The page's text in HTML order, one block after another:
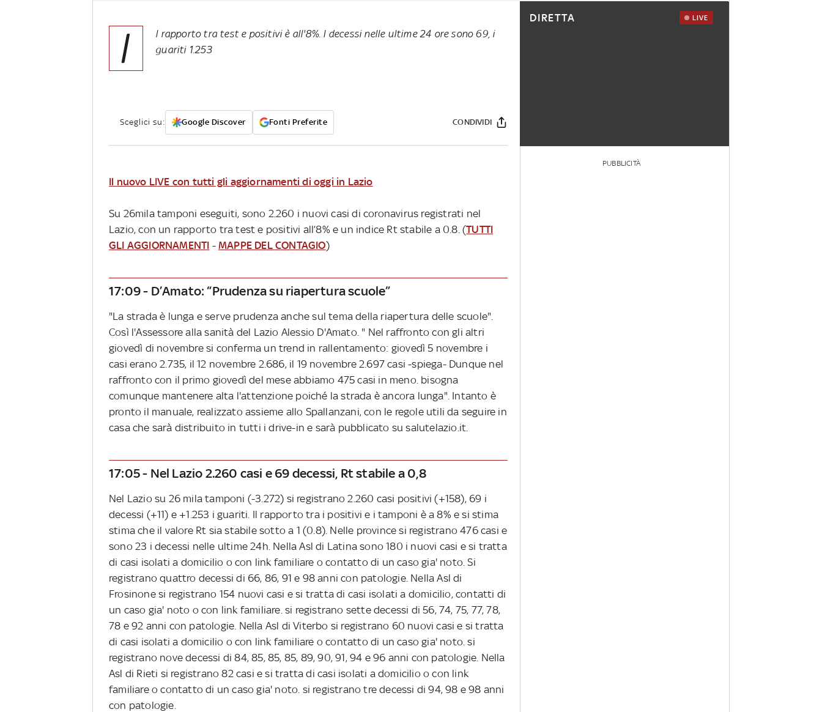
I
l rapporto tra test e positivi è all'8%. I decessi nelle ultime 24 ore sono 69, i
guariti 1.253
Sceglici su: Google Discover Fonti Preferite CONDIVIDI
Il nuovo LIVE con tutti gli aggiornamenti di oggi in Lazio
Su 26mila tamponi eseguiti, sono 2.260 i nuovi casi di coronavirus registrati nel
Lazio, con un rapporto tra test e positivi all’8% e un indice Rt stabile a 0.8. (TUTTI
GLI AGGIORNAMENTI -MAPPE DEL CONTAGIO)
17:09 - D’Amato: “Prudenza su riapertura scuole”
"La strada è lunga e serve prudenza anche sul tema della riapertura delle scuole".
Così l'Assessore alla sanità del Lazio Alessio D'Amato. " Nel raffronto con gli altri
giovedì di novembre si conferma un trend in rallentamento: giovedì 5 novembre i
casi erano 2.735, il 12 novembre 2.686, il 19 novembre 2.697 casi -spiega- Dunque nel
raffronto con il primo giovedì del mese abbiamo 475 casi in meno. bisogna
comunque mantenere alta l'attenzione poiché la strada è ancora lunga". Intanto è
pronto il manuale, realizzato assieme allo Spallanzani, con le regole utili da seguire in
casa che sarà distribuito in tutti i drive-in e sarà pubblicato su salutelazio.it.
17:05 - Nel Lazio 2.260 casi e 69 decessi, Rt stabile a 0,8
Nel Lazio su 26 mila tamponi (-3.272) si registrano 2.260 casi positivi (+158), 69 i
decessi (+11) e +1.253 i guariti. Il rapporto tra i positivi e i tamponi è a 8% e si stima
stima che il valore Rt sia stabile sotto a 1 (0.8). Nelle province si registrano 476 casi e
sono 23 i decessi nelle ultime 24h. Nella Asl di Latina sono 180 i nuovi casi e si tratta
di casi isolati a domicilio o con link familiare o contatto di un caso gia' noto. Si
registrano quattro decessi di 66, 86, 91 e 98 anni con patologie. Nella Asl di
Frosinone si registrano 154 nuovi casi e si tratta di casi isolati a domicilio, contatti di
un caso gia' noto o con link familiare. si registrano sette decessi di 56, 74, 75, 77, 78,
78 e 92 anni con patologie. Nella Asl di Viterbo si registrano 60 nuovi casi e si tratta
di casi isolati a domicilio o con link familiare o contatto di un caso gia' noto. si
registrano nove decessi di 84, 85, 85, 85, 89, 90, 91, 94 e 96 anni con patologie. Nella
Asl di Rieti si registrano 82 casi e si tratta di casi isolati a domicilio o con link
familiare o contatto di un caso gia' noto. si registrano tre decessi di 94, 98 e 98 anni
con patologie.
DIRETTA LIVE
PUBBLICITÀ